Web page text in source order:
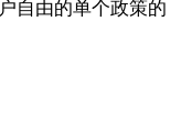
自由的单个政策的